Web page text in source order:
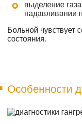
выделение
надавливании
Больной чувствует
состояния.
Особенности